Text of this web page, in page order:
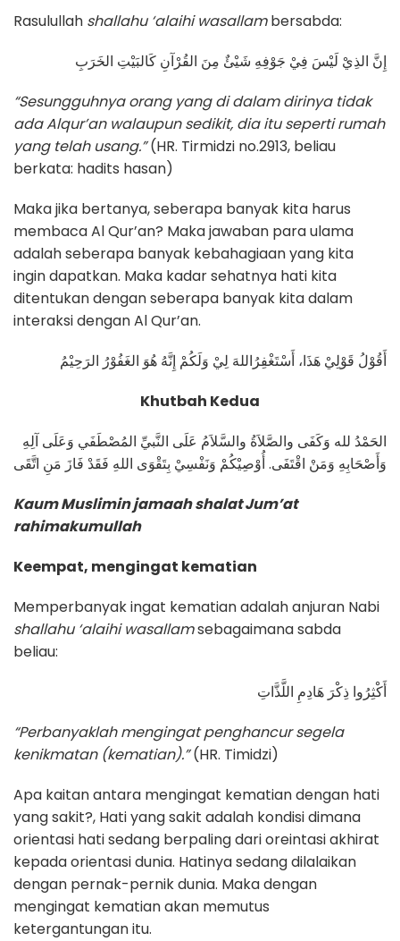
Rasulullah shallahu ‘alaihi wasallambersabda:
إِنَّ الذِيْ لَيْسَ فِيْ جَوْفِهِ شَيْئٌ مِنَ القُرْآنِ كَالبَيْتِ الخَرَبِ
“Sesungguhnya orang yang di dalam dirinya tidak
ada Alqur’an walaupun sedikit, dia itu seperti rumah
yang telah usang.”(HR. Tirmidzi no.2913, beliau
berkata: hadits hasan)
Maka jika bertanya, seberapa banyak kita harus
membaca Al Qur’an? Maka jawaban para ulama
adalah seberapa banyak kebahagiaan yang kita
ingin dapatkan. Maka kadar sehatnya hati kita
ditentukan dengan seberapa banyak kita dalam
interaksi dengan Al Qur’an.
أَقُوْلُ قَوْلِيْ هَذَا، أَسْتَغْفِرُاللهَ لِيْ وَلَكُمْ إِنَّهُ هُوَ الغَفُوْرُ الرَحِيْمُ
Khutbah Kedua
الحَمْدُ لله وَكَفَى والصَّلاَةُ والسَّلاَمُ عَلَى النَّبيِّ المُصْطَفَي وَعَلَى آلِهِ
وَأَصْحَابِهِ وَمَنْ اقْتَفَى. أُوْصِيْكُمْ وَنَفْسِيْ بِتَقْوَى اللهِ فَقَدْ فَازَ مَنِ اتَّقَى
Kaum Muslimin jamaah shalat Jum’at
rahimakumullah
Keempat, mengingat kematian
Memperbanyak ingat kematian adalah anjuran Nabi
shallahu ‘alaihi wasallamsebagaimana sabda
beliau:
أَكْثِرُوا ذِكْرَ هَادِمِ اللَّذَّاتِ
“Perbanyaklah mengingat penghancur segela
kenikmatan (kematian).”(HR. Timidzi)
Apa kaitan antara mengingat kematian dengan hati
yang sakit?, Hati yang sakit adalah kondisi dimana
orientasi hati sedang berpaling dari oreintasi akhirat
kepada orientasi dunia. Hatinya sedang dilalaikan
dengan pernak-pernik dunia. Maka dengan
mengingat kematian akan memutus
ketergantungan itu.